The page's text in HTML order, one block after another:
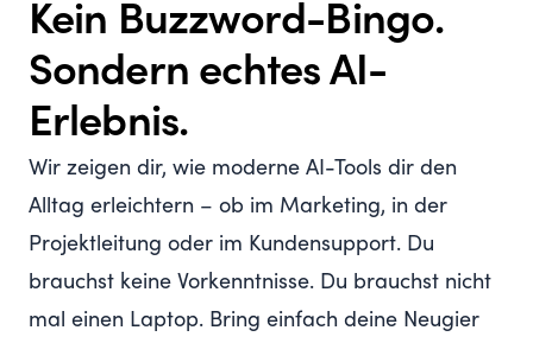
Kein Buzzword-Bingo.
Sondern echtes AI-
Erlebnis.
Wir zeigen dir, wie moderne AI-Tools dir den
Alltag erleichtern – ob im Marketing, in der
Projektleitung oder im Kundensupport. Du
brauchst keine Vorkenntnisse. Du brauchst nicht
mal einen Laptop. Bring einfach deine Neugier